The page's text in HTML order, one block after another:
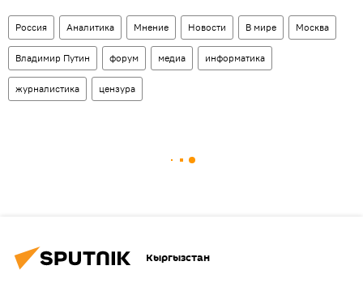
Россия Аналитика Мнение Новости В мире Москва
Владимир Путин форум медиа информатика
журналистика цензура
Кыргызстан